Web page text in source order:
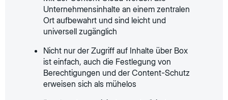
Unternehmensinhalte an einem zentralen
Ort aufbewahrt und sind leicht und
universell zugänglich
Nicht nur der Zugriff auf Inhalte über Box
ist einfach, auch die Festlegung von
Berechtigungen und der Content-Schutz
erweisen sich als mühelos